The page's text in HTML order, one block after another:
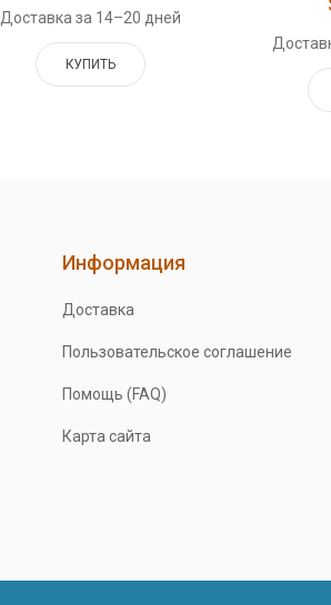
Доставка за 14–20 дней
КУПИТЬ
Информация
Доставка
Пользовательское соглашение
Помощь (FAQ)
Карта сайта